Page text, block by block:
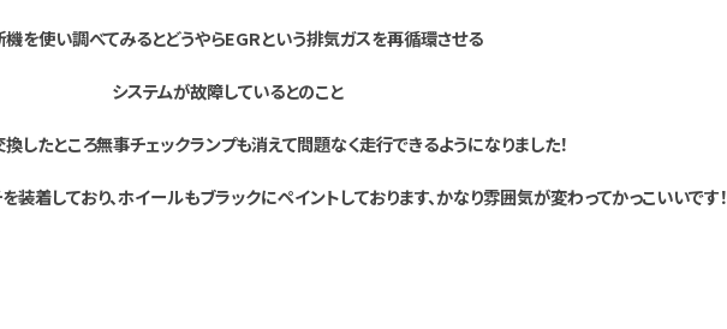
を使い調べてみるとどうやらEGRという排気ガスを再循環させる
システムが故障しているとのこと
したところ無事チェックランプも消えて問題なく走行できるようになりました！
着しており、ホイールもブラックにペイントしております、かなり雰囲気が変わってかっこいいです！